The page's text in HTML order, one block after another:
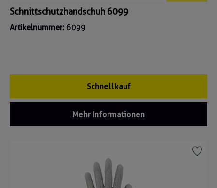
Schnittschutzhandschuh 6099
Artikelnummer: 6099
Schnellkauf
Mehr Informationen